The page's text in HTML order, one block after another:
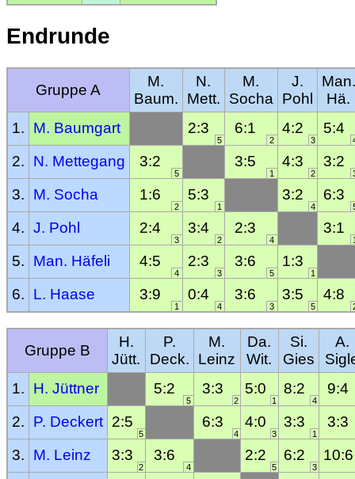
Endrunde
Gruppe A
M.
Baum.
N.
Mett.
M.
Socha
J.
Pohl
Man.
Hä.
1.
M. Baumgart 2:3 6:1 4:2 5:4
5 2 3
2. N. Mettegang 3:2 3:5 4:3 3:2
5 1 2
3. M. Socha 1:6 5:3 3:2 6:3
2 1 4
4. J. Pohl 2:4 3:4 2:3 3:1
3 2 4
5. Man. Häfeli 4:5 2:3 3:6 1:3
4 3 5 1
6. L. Haase 3:9 0:4 3:6 3:5 4:8
1 4 3 5
Gruppe B
H.
Jütt.
P.
Deck.
M.
Leinz
Da.
Wit.
Si.
Gies
A.
1.
H. Jüttner 5:2 3:3 5:0 8:2 9:4
5 2 1 4
2. P. Deckert 2:5 6:3 4:0 3:3 3:3
5 4 3 1
3. M. Leinz 3:3 3:6 2:2 6:2 10:6
2 4 5 3